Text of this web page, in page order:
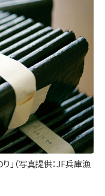
」（写真提供：JF兵庫漁